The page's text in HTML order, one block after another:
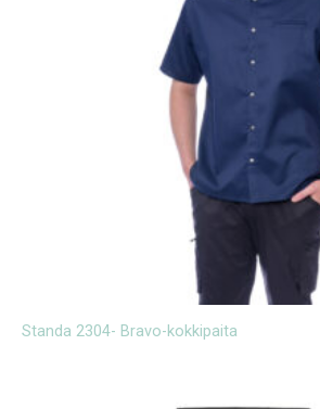
Standa 2304- Bravo-kokkipaita